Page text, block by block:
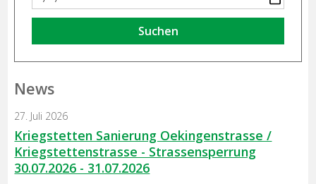
Suchen
News
Kriegstetten Sanierung Oekingenstrasse /
Kriegstettenstrasse - Strassensperrung
30.07.2026 - 31.07.2026
27. Juli 2026